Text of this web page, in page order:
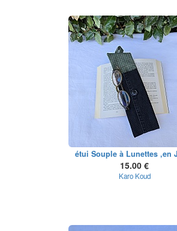
étui Souple à Lunettes ,en
15.00 €
Karo Koud